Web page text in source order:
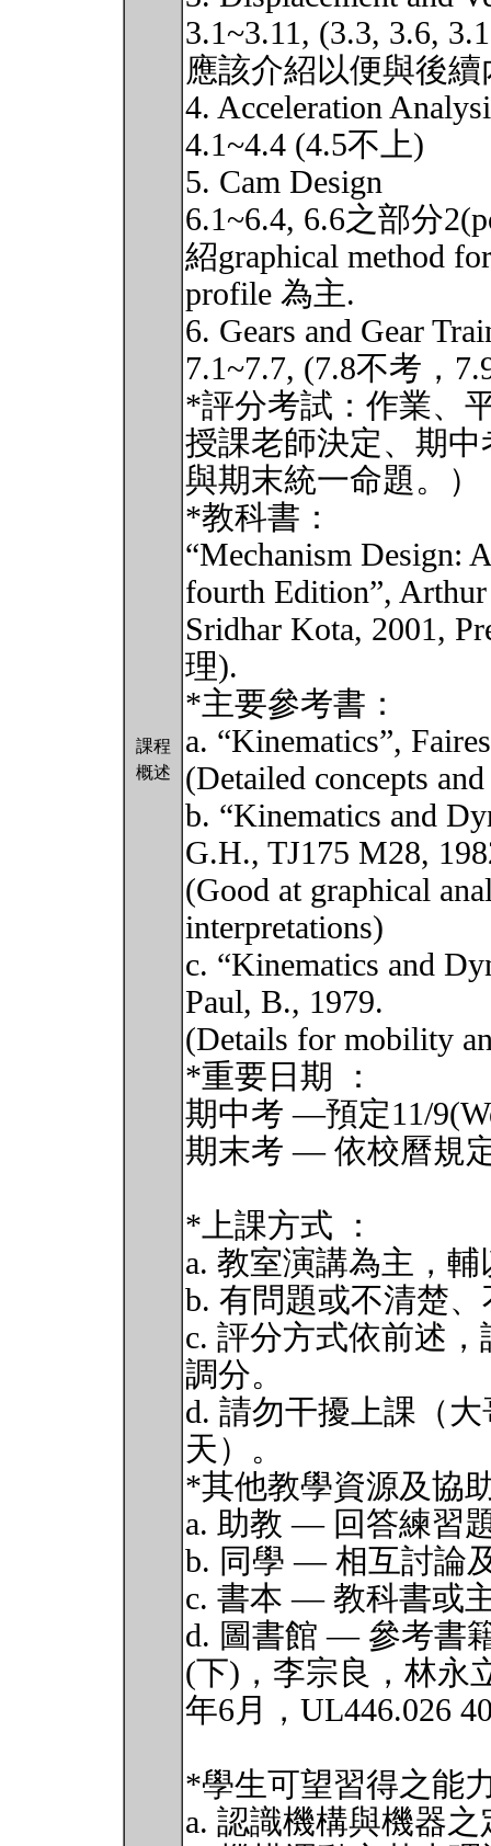
課程
概述
3.1~3.11, (3.3, 3.6,
應該介紹以便與後
4. Acceleration
4.1~4.4 (4.5不上)
5. Cam Design
6.1~6.4, 6.6之部分
紹graphical method
profile 為主.
6. Gears and Gear
7.1~7.7, (7.8不考，
*評分考試：作業、
授課老師決定、期中
與期末統一命題。）
*教科書：
“Mechanism Design:
fourth Edition”,
Sridhar Kota, 2001,
理).
*主要參考書：
a. “Kinematics”,
(Detailed concepts
b. “Kinematics and
G.H., TJ175 M28,
(Good at graphical
interpretations)
c. “Kinematics and
Paul, B., 1979.
(Details for mobility
*重要日期 ：
期中考 —預定11/
期末考 — 依校曆規
*上課方式 ：
a. 教室演講為主，
b. 有問題或不清楚
c. 評分方式依前述
調分。
d. 請勿干擾上課（
天）。
*其他教學資源及協
a. 助教 — 回答練習
b. 同學 — 相互討論
c. 書本 — 教科書或
d. 圖書館 — 參考書
(下)，李宗良，林永
年6月，UL446.026
*學生可望習得之能
a. 認識機構與機器